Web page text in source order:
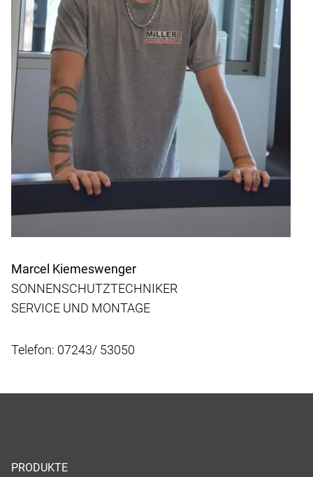
Marcel Kiemeswenger
SONNENSCHUTZTECHNIKER
SERVICE UND MONTAGE
Telefon: 07243/ 53050
PRODUKTE